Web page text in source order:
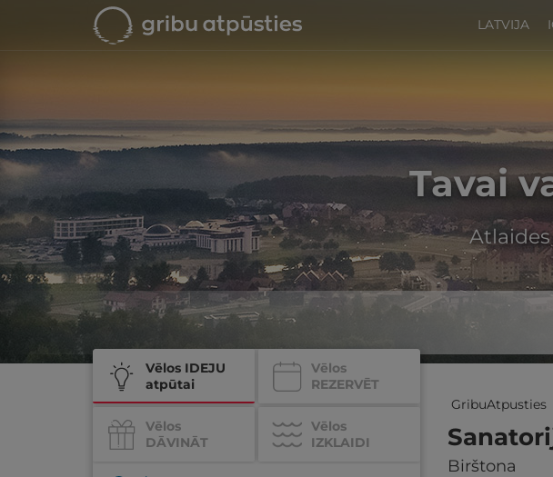
LATVIJA
Tavai
GribuAtpusties
Vēlos IDEJU
atpūtai
Vēlos
REZERVĒT
Vēlos
DĀVINĀT
Vēlos
IZKLAIDI
Birštona